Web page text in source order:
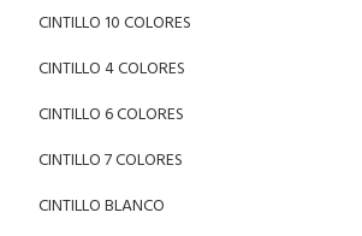
CINTILLO 10 COLORES
CINTILLO 4 COLORES
CINTILLO 6 COLORES
CINTILLO 7 COLORES
CINTILLO BLANCO